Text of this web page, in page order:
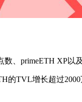
、primeETH XP以
的TVL增长超过